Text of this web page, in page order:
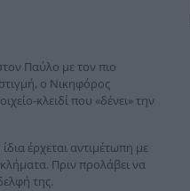
Παύλο με τον πιο
ο Νικηφόρος
κλειδί που «δένει» την
έρχεται αντιμέτωπη με
Πριν προλάβει να
της.